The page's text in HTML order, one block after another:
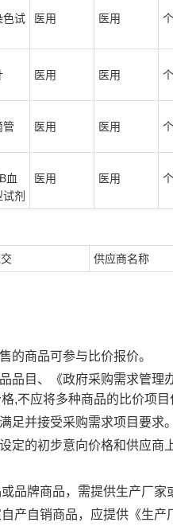
色试
医用 医用 个
医用 医用 个
管 医用 医用 个
血
剂
医用 医用 个
供应商名称
的商品可参与比价报价。
品目、《政府采购需求管
,不应将多种商品的比价项
足并接受采购需求项目要求
定的初步意向价格和供应商
品牌商品，需提供生产厂家
产自销商品，应提供《生